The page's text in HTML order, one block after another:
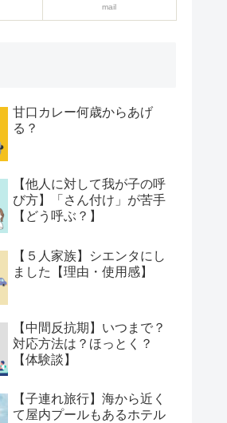
mail
甘口カレー何歳からあげ
る？
【他人に対して我が子の呼
び方】「さん付け」が苦手
【どう呼ぶ？】
【５人家族】シエンタにし
ました【理由・使用感】
【中間反抗期】いつまで？
対応方法は？ほっとく？
【体験談】
【子連れ旅行】海から近く
て屋内プールもあるホテル